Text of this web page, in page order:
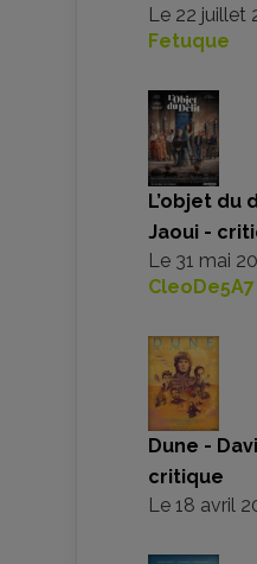
Le 22 juillet
Fetuque
L’objet du
Jaoui -
Le 31 mai
CleoDe5A7
Dune -
critique
Le 18 avril